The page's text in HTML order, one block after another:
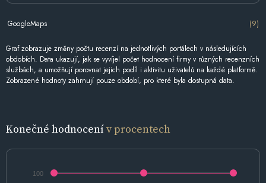
GoogleMaps (9)
Graf zobrazuje změny počtu recenzí na jednotlivých portálech v následujících
obdobích. Data ukazují, jak se vyvíjel počet hodnocení firmy v různých recenzních
službách, a umožňují porovnat jejich podíl i aktivitu uživatelů na každé platformě.
Zobrazené hodnoty zahrnují pouze období, pro které byla dostupná data.
Konečné hodnocenív procentech
100